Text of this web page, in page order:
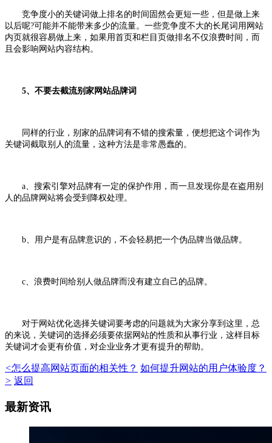
竞争度小的关键词做上排名的时间固然会更短一些，但是做上来
以后呢?可能并不能带来多少的流量。一些竞争度不大的长尾词用网站
内页就很容易做上来，如果用首页和栏目页做排名不仅浪费时间，而
且会影响网站内容结构。
5、不要去截流别家网站品牌词
同样的行业，别家的品牌词有不错的搜索量，便想把这个词作为
关键词截取别人的流量，这种方法是非常愚蠢的。
a、搜索引擎对品牌有一定的保护作用，而一旦发现你是在盗用别
人的品牌网站将会受到降权处理。
b、用户是有品牌意识的，不会轻易把一个伪品牌当做品牌。
c、浪费时间给别人做品牌而没有建立自己的品牌。
对于网站优化选择关键词要考虑的问题就为大家分享到这里，总
的来说，关键词的选择必须要依据网站的性质和从事行业，这样目标
关键词才会更有价值，对企业业务才更有提升的帮助。
<怎么提高网站页面的相关性？ 如何提升网站的用户体验度？
> 返回
最新资讯